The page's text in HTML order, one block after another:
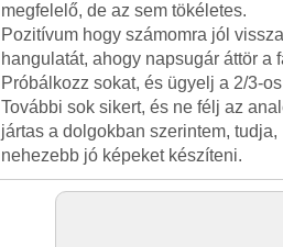
megfelelő, de az sem tökéletes.
Pozitívum hogy számomra jól
hangulatát, ahogy napsugár áttör a
Próbálkozz sokat, és ügyelj a 2/3-
További sok sikert, és ne félj az
jártas a dolgokban szerintem,
nehezebb jó képeket készíteni.